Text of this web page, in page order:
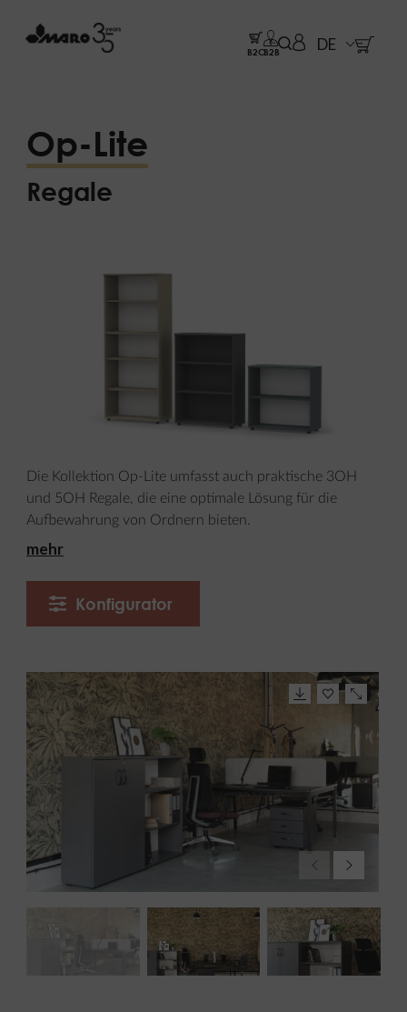
B2CB2B DE
Op-Lite
Regale
Die Kollektion Op-Lite umfasst auch praktische 3OH
und 5OH Regale, die eine optimale Lösung für die
Aufbewahrung von Ordnern bieten.
mehr
Konfigurator